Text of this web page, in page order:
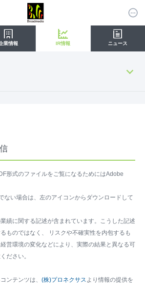
業情報 IR情報 ニュース
形式のファイルをご覧になるためにはAdobe
ない場合は、左のアイコンからダウンロードして
績に関する記述が含まれています。こうした記述
ものではなく、 リスクや不確実性を内包するも
営環境の変化などにより、実際の結果と異なる可
ださい。
ンテンツは、 (株)プロネクサスより情報の提供を